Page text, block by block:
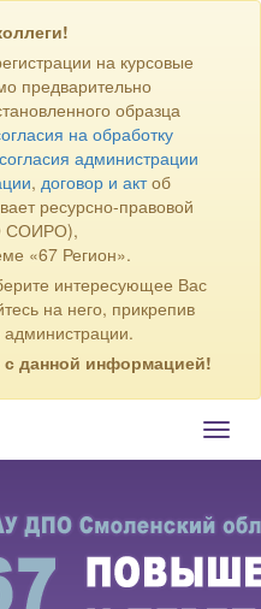
на курсовые
предварительно
образца
на обработку
администрации
, договор и актоб
ресурсно-правовой
СОИРО),
«67 Регион».
интересующее Вас
на него, прикрепив
администрации.
с данной информацией!